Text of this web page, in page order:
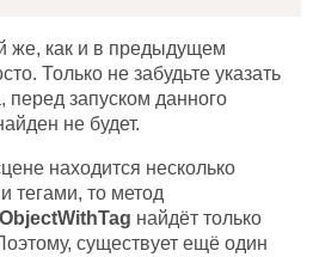
же, как и в предыдущем
Только не забудьте указать
перед запуском данного
не будет.
находится несколько
тегами, то метод
найдёт только
существует ещё один